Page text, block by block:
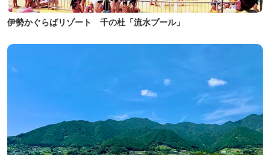
伊勢かぐらばリゾート 千の杜「流水プール」